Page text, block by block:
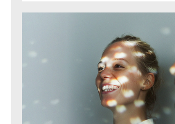
ledarskap, kultur och individuella
kompassen i ett företag? Och vilken